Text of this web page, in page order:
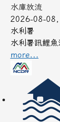
水庫放流
2026-08-
水利署
水利署訊鯉
more...